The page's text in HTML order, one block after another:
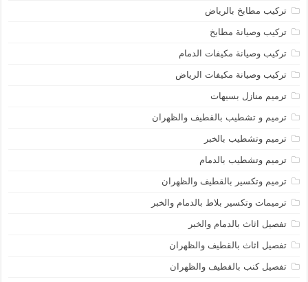
تركيب مطابخ بالرياض
تركيب وصيانة مطابخ
تركيب وصيانة مكيفات الدمام
تركيب وصيانة مكيفات الرياض
ترميم منازل بسيهات
ترميم و تشطيب بالقطيف والظهران
ترميم وتشطيب بالخبر
ترميم وتشطيب بالدمام
ترميم وتكسير بالقطيف والظهران
ترميمات وتكسير بلاط بالدمام والخبر
تفصيل اثاث بالدمام والخبر
تفصيل اثاث بالقطيف والظهران
تفصيل كنب بالقطيف والظهران